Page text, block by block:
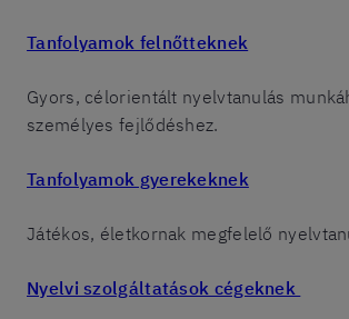
Tanfolyamok felnőtteknek
Gyors, célorientált nyelvtanulás
személyes fejlődéshez.
Tanfolyamok gyerekeknek
Játékos, életkornak megfelelő
Nyelvi szolgáltatások cégeknek